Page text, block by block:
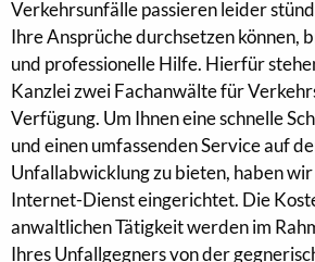
Verkehrsunfälle passieren leider
Ihre Ansprüche durchsetzen können,
und professionelle Hilfe. Hierfür
Kanzlei zwei Fachanwälte für
Verfügung. Um Ihnen eine schnelle
und einen umfassenden Service auf
Unfallabwicklung zu bieten, haben
Internet-Dienst eingerichtet. Die
anwaltlichen Tätigkeit werden im
Ihres Unfallgegners von der